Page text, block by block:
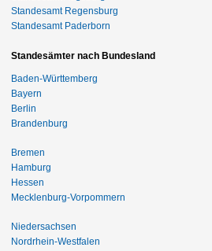
Standesamt Regensburg
Standesamt Paderborn
Standesämter nach Bundesland
Baden-Württemberg
Bayern
Berlin
Brandenburg
Bremen
Hamburg
Hessen
Mecklenburg-Vorpommern
Niedersachsen
Nordrhein-Westfalen